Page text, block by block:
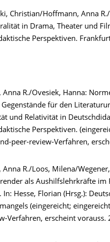
Christian/Hoffmann, Anna
in Drama, Theater und
Perspektiven.
Anna R./Ovesiek, Hanna:
für den
und Relativität in
Perspektiven.
peer-review-Verfahren,
R./Loos, Milena/
als Aushilfslehrkräfte im
In: Hesse, Florian (Hrsg.):
(eingereicht;
Verfahren, erscheint vorauss.